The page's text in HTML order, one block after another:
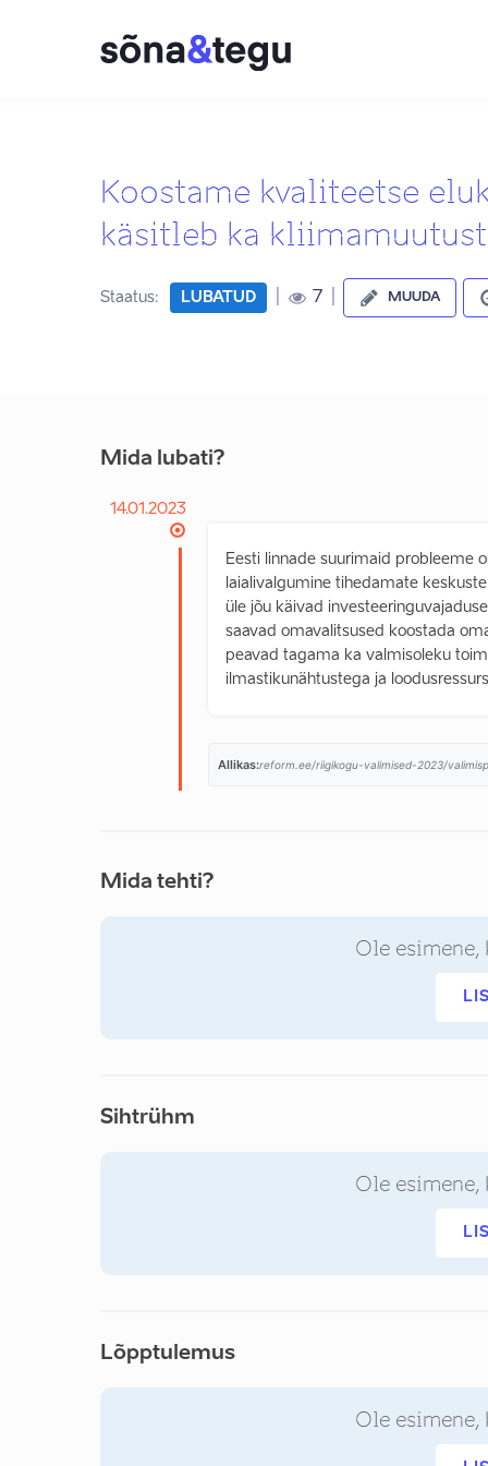
Koostame kvaliteetse
käsitleb ka
Staatus: LUBATUD 7 MUUDA
Mida lubati?
14.01.2023
Eesti linnade suurimaid probleeme
laialivalgumine tihedamate
üle jõu käivad
saavad omavalitsused koostada
peavad tagama ka valmisoleku
ilmastikunähtustega ja
Allikas:reform.ee/riigikogu-valimised-2023/
Mida tehti?
Ole esimene,
Sihtrühm
Ole esimene,
Lõpptulemus
Ole esimene,